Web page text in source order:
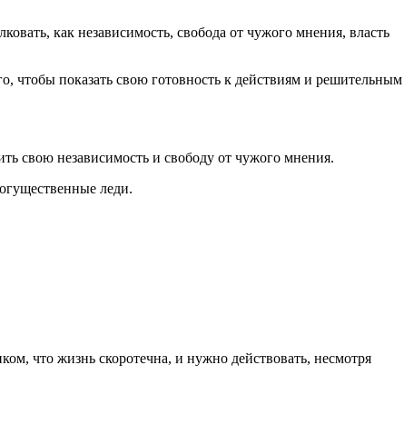
как независимость, свобода от чужого мнения, власть
чтобы показать свою готовность к действиям и решительным
свою независимость и свободу от чужого мнения.
леди.
что жизнь скоротечна, и нужно действовать, несмотря